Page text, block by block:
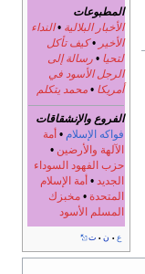
المطبوعات
الأخبار البلالية •النداء
الأخير •كيف تأكل
لتحيا • رسالة إلى
الرجل الأسود في
أمريكا • محمد يتكلم
الفروع والإنشقاقات
فواكه الإسلام • أمة
الآلهة والأرضين •
حزب الفهود السوداء
الجديد • أمة الإسلام
المتحدة • مخبزك
المسلم الأسود
ع • ن • ت